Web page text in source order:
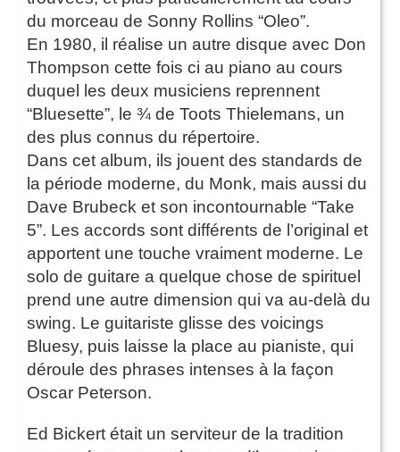
du morceau de Sonny Rollins “Oleo”.
En 1980, il réalise un autre disque avec Don
Thompson cette fois ci au piano au cours
duquel les deux musiciens reprennent
“Bluesette”, le ¾ de Toots Thielemans, un
des plus connus du répertoire.
Dans cet album, ils jouent des standards de
la période moderne, du Monk, mais aussi du
Dave Brubeck et son incontournable “Take
5”. Les accords sont différents de l’original et
apportent une touche vraiment moderne. Le
solo de guitare a quelque chose de spirituel
prend une autre dimension qui va au-delà du
swing. Le guitariste glisse des voicings
Bluesy, puis laisse la place au pianiste, qui
déroule des phrases intenses à la façon
Oscar Peterson.
Ed Bickert était un serviteur de la tradition